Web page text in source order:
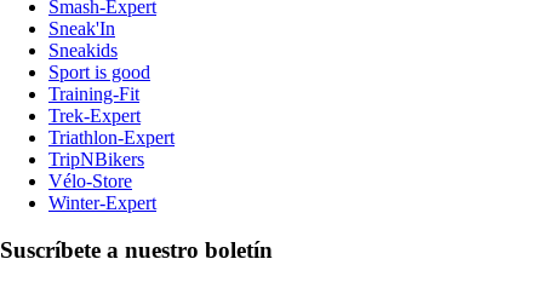
Smash-Expert
Sneak'In
Sneakids
Sport is good
Training-Fit
Trek-Expert
Triathlon-Expert
TripNBikers
Vélo-Store
Winter-Expert
Suscríbete a nuestro boletín